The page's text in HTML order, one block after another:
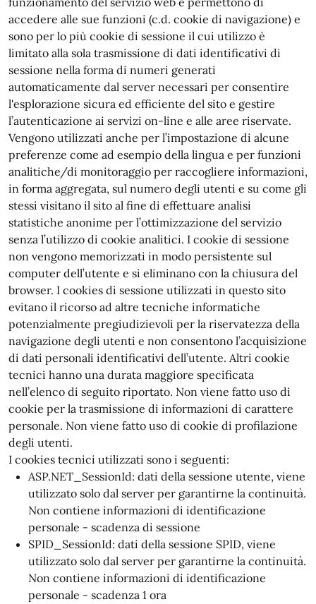
accedere alle sue funzioni (c.d. cookie di navigazione) e
sono per lo più cookie di sessione il cui utilizzo è
limitato alla sola trasmissione di dati identificativi di
sessione nella forma di numeri generati
automaticamente dal server necessari per consentire
l'esplorazione sicura ed efficiente del sito e gestire
l’autenticazione ai servizi on-line e alle aree riservate.
Vengono utilizzati anche per l’impostazione di alcune
preferenze come ad esempio della lingua e per funzioni
analitiche/di monitoraggio per raccogliere informazioni,
in forma aggregata, sul numero degli utenti e su come gli
stessi visitano il sito al fine di effettuare analisi
statistiche anonime per l’ottimizzazione del servizio
senza l’utilizzo di cookie analitici. I cookie di sessione
non vengono memorizzati in modo persistente sul
computer dell’utente e si eliminano con la chiusura del
browser. I cookies di sessione utilizzati in questo sito
evitano il ricorso ad altre tecniche informatiche
potenzialmente pregiudizievoli per la riservatezza della
navigazione degli utenti e non consentono l’acquisizione
di dati personali identificativi dell’utente. Altri cookie
tecnici hanno una durata maggiore specificata
nell’elenco di seguito riportato. Non viene fatto uso di
cookie per la trasmissione di informazioni di carattere
personale. Non viene fatto uso di cookie di profilazione
degli utenti.
I cookies tecnici utilizzati sono i seguenti:
ASP.NET_SessionId: dati della sessione utente, viene
utilizzato solo dal server per garantirne la continuità.
Non contiene informazioni di identificazione
personale - scadenza di sessione
SPID_SessionId: dati della sessione SPID, viene
utilizzato solo dal server per garantirne la continuità.
Non contiene informazioni di identificazione
personale - scadenza 1 ora